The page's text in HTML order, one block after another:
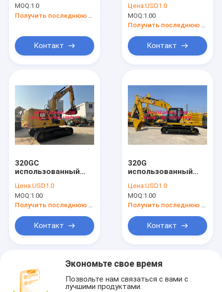
строительства с
высокой
MOQ:1.0
Контакт
2020 компактное
строительное
оборудование
Цена:USD1.0
MOQ:1.00
Контакт
320GC
использованный
2020
использованный
мини экскаватор
оборудование
гусеничный
Цена:USD1.0
MOQ:1.00
Получить последнюю цену
Контакт
320G
использованный
использованный
мини экскаватор
строительное
330GC
использованный
экскаватор
Цена:USD1.0
MOQ:1.00
Получить последнюю цену
Контакт
Экономьте свое время
Позвольте нам связаться с вами с
лучшими продуктами.